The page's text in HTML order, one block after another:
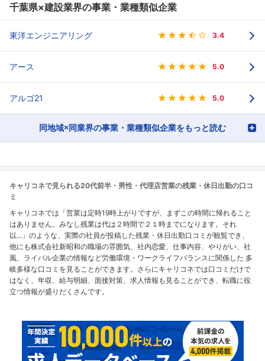
千葉県×建設業界の事業・業種類似企業
東洋エンジニアリング 3.4
アース 5.0
アルゴ21 5.0
同地域×同業界の事業・業種類似企業をもっと読む
キャリコネで見られる20代前半・男性・代理店営業の残業・休日出勤の口コ
ミ
キャリコネでは「営業は定時19時上がりですが、まずこの時間に帰れること
はありません。みなし残業は代は２時間で２１時までになります。それ
以...」のような、実際の社員が投稿した残業・休日出勤口コミが観覧でき、
他にも株式会社新昭和の職場の雰囲気、社内恋愛、仕事内容、やりがい、社
風、ライバル企業の情報など労働環境・ワークライフバランスに関係した 多
岐多様な口コミを見ることができます。さらにキャリコネでは口コミだけで
はなく、年収、給与明細、面接対策、求人情報も見ることができ、転職に役
立つ情報が盛りだくさんです。